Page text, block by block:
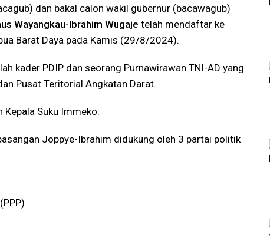
dan bakal calon wakil gubernur (bacawagub)
Wayangkau-Ibrahim Wugaje telah mendaftar ke
Barat Daya pada Kamis (29/8/2024).
kader PDIP dan seorang Purnawirawan TNI-AD yang
Pusat Teritorial Angkatan Darat.
Kepala Suku Immeko.
Joppye-Ibrahim didukung oleh 3 partai politik